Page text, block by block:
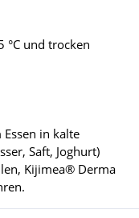
°C und trocken
in kalte
Saft, Joghurt)
Kijimea® Derma